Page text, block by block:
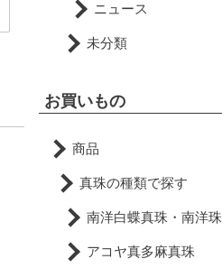
ニュース
未分類
お買いもの
商品
真珠の種類で探す
南洋白蝶真珠・南洋珠
アコヤ真多麻真珠